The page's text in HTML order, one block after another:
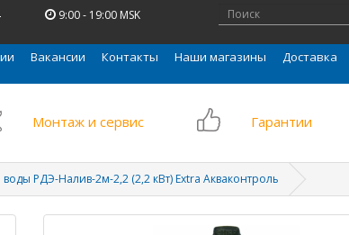
9:00 - 19:00 MSK
Вакансии Контакты Наши магазины Доставка
Монтаж и сервис Гарантии
РДЭ-Налив-2м-2,2 (2,2 кВт) Extra Акваконтроль